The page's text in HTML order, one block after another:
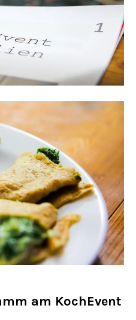
am KochEvent